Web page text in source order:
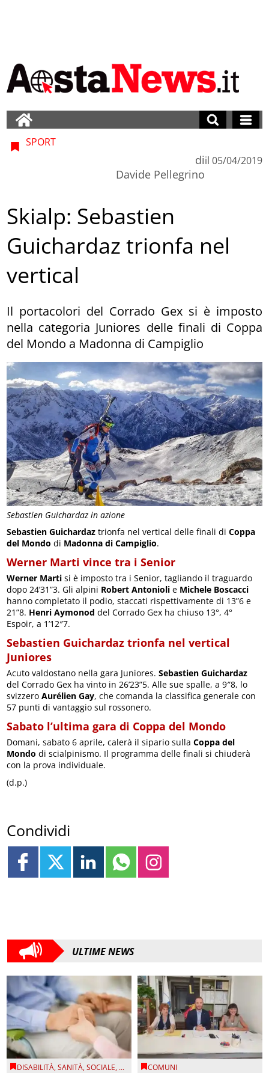
Sebastien Guichardaz in azione
SPORT
di
Davide Pellegrino
il 05/04/2019
Skialp: Sebastien
Guichardaz trionfa nel
vertical
Il portacolori del Corrado Gex si è imposto
nella categoria Juniores delle finali di Coppa
del Mondo a Madonna di Campiglio
Sebastien Guichardaz trionfa nel vertical delle finali diCoppa
del Mondo di Madonna di Campiglio.
Werner Marti vince tra i Senior
Werner Marti si è imposto tra i Senior, tagliando il traguardo
dopo 24’31”3. Gli alpini Robert Antonioli e Michele Boscacci
hanno completato il podio, staccati rispettivamente di 13”6 e
21”8. Henri Aymonod del Corrado Gex ha chiuso 13°, 4°
Espoir, a 1’12″7.
Sebastien Guichardaz trionfa nel vertical
Juniores
Acuto valdostano nella gara Juniores.Sebastien Guichardaz
del Corrado Gex ha vinto in 26’23”5. Alle sue spalle, a 9″8, lo
svizzeroAurélien Gay, che comanda la classifica generale con
57 punti di vantaggio sul rossonero.
Sabato l’ultima gara di Coppa del Mondo
Domani, sabato 6 aprile, calerà il sipario sullaCoppa del
Mondodi scialpinismo. Il programma delle finali si chiuderà
con la prova individuale.
(d.p.)
Condividi
ULTIME NEWS
DISABILITÀ,SANITÀ,SOCIALE, ... COMUNI